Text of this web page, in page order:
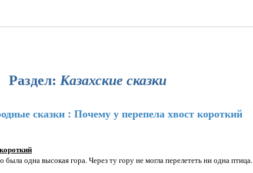
Раздел: Казахские сказки
сказки : Почему у перепела хвост короткий
одна высокая гора. Через ту гору не могла перелететь ни одна птица.